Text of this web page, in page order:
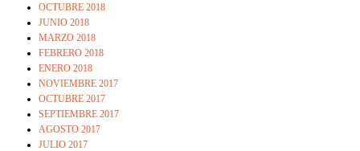
OCTUBRE 2018
JUNIO 2018
MARZO 2018
FEBRERO 2018
ENERO 2018
NOVIEMBRE 2017
OCTUBRE 2017
SEPTIEMBRE 2017
AGOSTO 2017
JULIO 2017